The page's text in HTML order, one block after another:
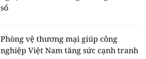
số
Phòng vệ thương mại giúp công
nghiệp Việt Nam tăng sức cạnh tranh